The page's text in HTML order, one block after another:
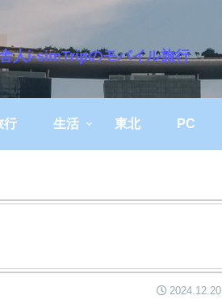
人i-simTripのモバイル旅行
行 生活 東北 PC
2024.12.20